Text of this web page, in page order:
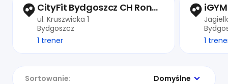
CityFit Bydgoszcz CH Rondo
ul. Kruszwicka 1
Bydgoszcz
1 trener
1
Sortowanie: Domyślne